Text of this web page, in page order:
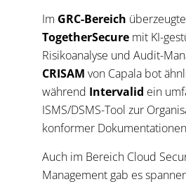
Im GRC-Bereich überzeugte
TogetherSecuremit KI-
Risikoanalyse und Audit-
CRISAM von Capala bot
während Intervalid ein
ISMS/DSMS-Tool zur
konformer
Auch im Bereich Cloud
Management gab es